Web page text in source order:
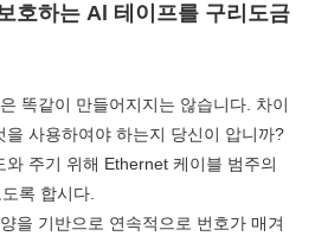
호하는 Al 테이프를 구리도금
똑같이 만들어지지는 않습니다. 차이
을 사용하여야 하는지 당신이 압니까?
주기 위해 Ethernet 케이블 범주의
록 합시다.
을 기반으로 연속적으로 번호가 매겨